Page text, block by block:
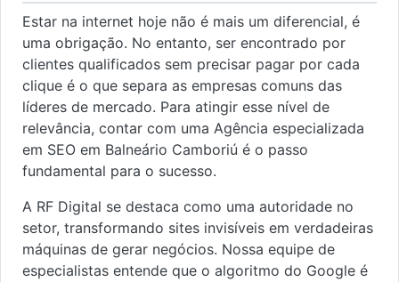
Estar na internet hoje não é mais um diferencial, é
uma obrigação. No entanto, ser encontrado por
clientes qualificados sem precisar pagar por cada
clique é o que separa as empresas comuns das
líderes de mercado. Para atingir esse nível de
relevância, contar com uma Agência especializada
em SEO em Balneário Camboriú é o passo
fundamental para o sucesso.
A RF Digital se destaca como uma autoridade no
setor, transformando sites invisíveis em verdadeiras
máquinas de gerar negócios. Nossa equipe de
especialistas entende que o algoritmo do Google é